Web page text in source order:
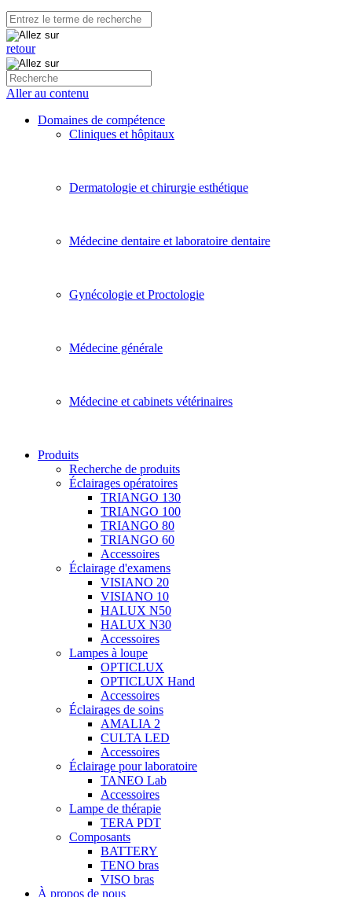
retour
Aller au contenu
Domaines de compétence
Cliniques et hôpitaux
Dermatologie et chirurgie esthétique
Médecine dentaire et laboratoire dentaire
Gynécologie et Proctologie
Médecine générale
Médecine et cabinets vétérinaires
Produits
Recherche de produits
Éclairages opératoires
TRIANGO 130
TRIANGO 100
TRIANGO 80
TRIANGO 60
Accessoires
Éclairage d'examens
VISIANO 20
VISIANO 10
HALUX N50
HALUX N30
Accessoires
Lampes à loupe
OPTICLUX
OPTICLUX Hand
Accessoires
Éclairages de soins
AMALIA 2
CULTA LED
Accessoires
Éclairage pour laboratoire
TANEO Lab
Accessoires
Lampe de thérapie
TERA PDT
Composants
BATTERY
TENO bras
VISO bras
À propos de nous